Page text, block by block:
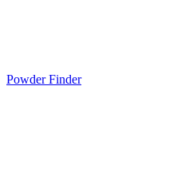
Powder Finder